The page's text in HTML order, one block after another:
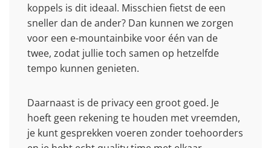
koppels is dit ideaal. Misschien fietst de een
sneller dan de ander? Dan kunnen we zorgen
voor een e-mountainbike voor één van de
twee, zodat jullie toch samen op hetzelfde
tempo kunnen genieten.
Daarnaast is de privacy een groot goed. Je
hoeft geen rekening te houden met vreemden,
je kunt gesprekken voeren zonder toehoorders